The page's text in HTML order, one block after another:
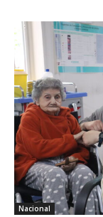
Nacional